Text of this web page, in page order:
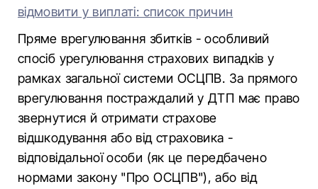
відмовити у виплаті: список причин
Пряме врегулювання збитків - особливий
спосіб урегулювання страхових випадків у
рамках загальної системи ОСЦПВ. За прямого
врегулювання постраждалий у ДТП має право
звернутися й отримати страхове
відшкодування або від страховика -
відповідальної особи (як це передбачено
нормами закону "Про ОСЦПВ"), або від